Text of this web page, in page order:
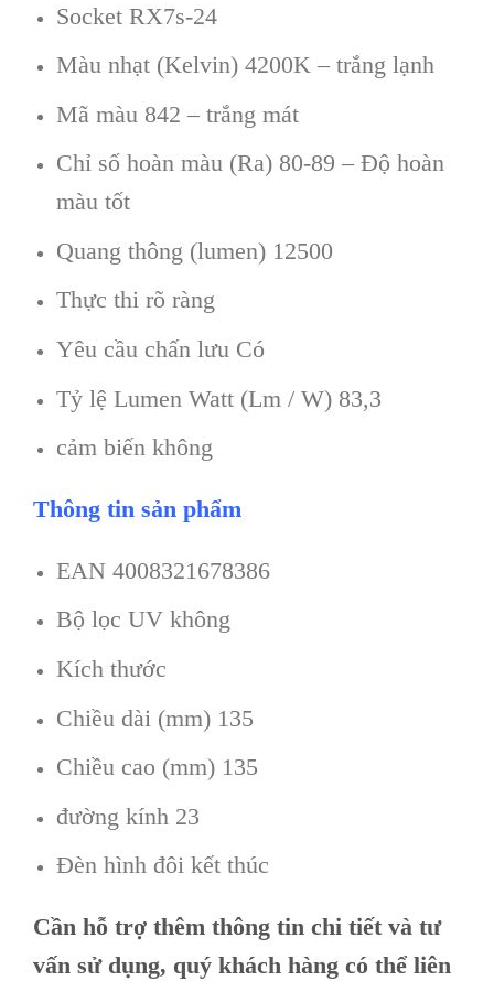
Socket RX7s-24
Màu nhạt (Kelvin) 4200K – trắng lạnh
Mã màu 842 – trắng mát
Chỉ số hoàn màu (Ra) 80-89 – Độ hoàn
màu tốt
Quang thông (lumen) 12500
Thực thi rõ ràng
Yêu cầu chấn lưu Có
Tỷ lệ Lumen Watt (Lm / W) 83,3
cảm biến không
Thông tin sản phẩm
EAN 4008321678386
Bộ lọc UV không
Kích thước
Chiều dài (mm) 135
Chiều cao (mm) 135
đường kính 23
Đèn hình đôi kết thúc
Cần hỗ trợ thêm thông tin chi tiết và tư
vấn sử dụng, quý khách hàng có thể liên